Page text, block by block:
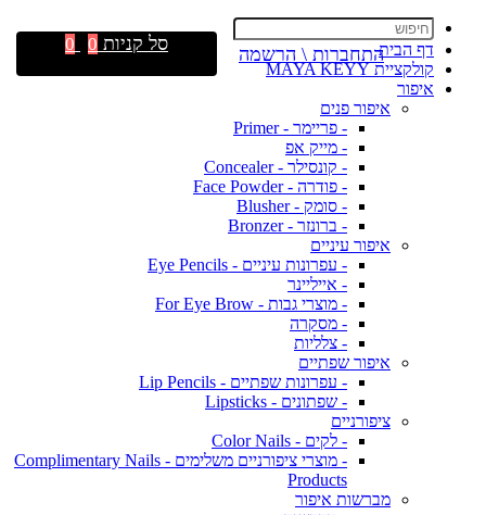
דף הבית
קולקציית MAYA KEYY
איפור
איפור פנים
- פריימר - Primer
- מייק אפ
- קונסילר - Concealer
- פודרה - Face Powder
- סומק - Blusher
- ברונזר - Bronzer
איפור עיניים
- עפרונות עיניים - Eye Pencils
- אייליינר
- מוצרי גבות - For Eye Brow
- מסקרה
- צלליות
איפור שפתיים
- עפרונות שפתיים - Lip Pencils
- שפתונים - Lipsticks
ציפורניים
- לקים - Color Nails
- מוצרי ציפורניים משלימים - Complimentary Nails
Products
מברשות איפור
התחברות \ הרשמה סל קניות 0
0